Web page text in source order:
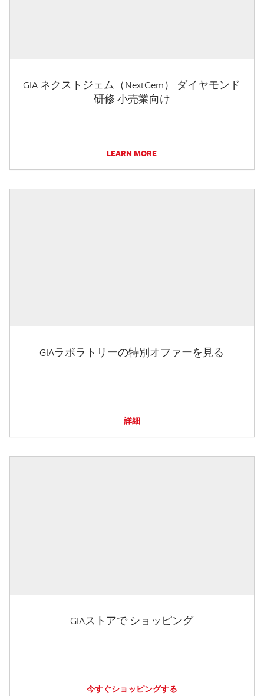
GIA ネクストジェム（NextGem） ダイヤモンド
研修 小売業向け
LEARN MORE
GIAラボラトリーの特別オファーを見る
詳細
GIAストアで ショッピング
今すぐショッピングする